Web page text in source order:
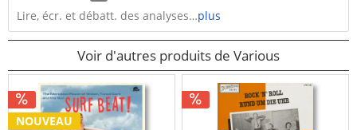
Lire, écr. et débatt. des analyses…plus
Voir d'autres produits de Various
NOUVEAU